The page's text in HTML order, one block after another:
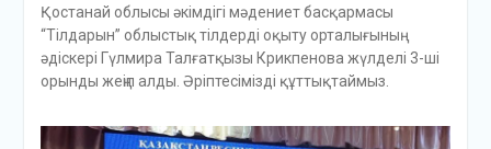
Қостанай облысы әкімдігі мәдениет басқармасы
“Тілдарын” облыстық тілдерді оқыту орталығының
әдіскері Гүлмира Талғатқызы Крикпенова жүлделі 3-ші
орынды жеңіп алды. Әріптесімізді құттықтаймыз.